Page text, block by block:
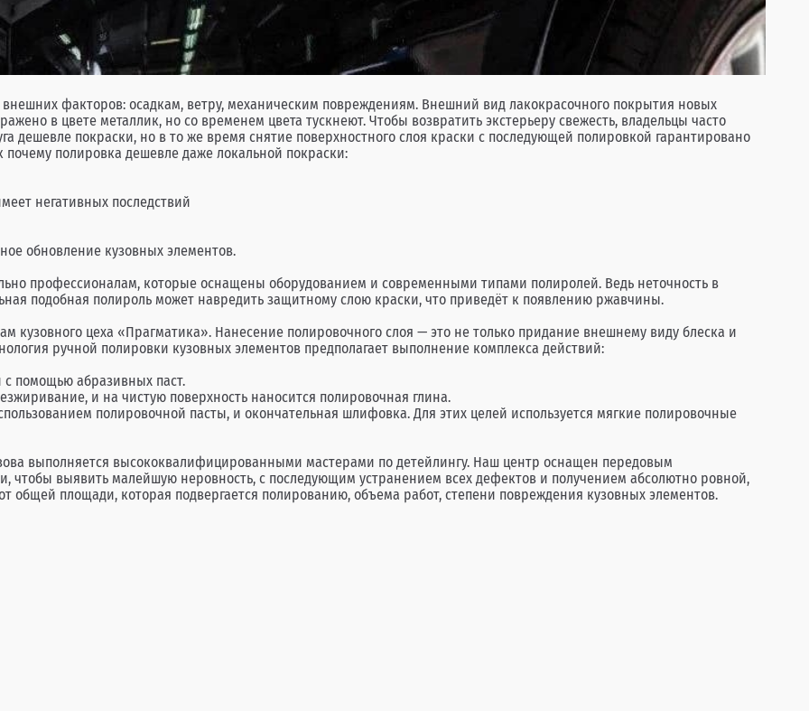
внешних факторов: осадкам, ветру, механическим повреждениям. Внешний вид лакокрасочного покрытия новых
в цвете металлик, но со временем цвета тускнеют. Чтобы возвратить экстерьеру свежесть, владельцы часто
дешевле покраски, но в то же время снятие поверхностного слоя краски с последующей полировкой гарантировано
полировка дешевле даже локальной покраски:
негативных последствий
обновление кузовных элементов.
профессионалам, которые оснащены оборудованием и современными типами полиролей. Ведь неточность в
подобная полироль может навредить защитному слою краски, что приведёт к появлению ржавчины.
кузовного цеха «Прагматика». Нанесение полировочного слоя — это не только придание внешнему виду блеска и
ручной полировки кузовных элементов предполагает выполнение комплекса действий:
с помощью абразивных паст.
и на чистую поверхность наносится полировочная глина.
полировочной пасты, и окончательная шлифовка. Для этих целей используется мягкие полировочные
выполняется высококвалифицированными мастерами по детейлингу. Наш центр оснащен передовым
чтобы выявить малейшую неровность, с последующим устранением всех дефектов и получением абсолютно ровной,
общей площади, которая подвергается полированию, объема работ, степени повреждения кузовных элементов.